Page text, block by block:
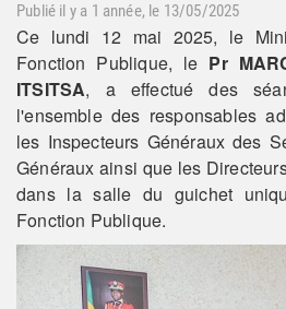
Publié il y a 1 année, le 13/05/2025
Ce lundi 12 mai 2025, le
Fonction Publique, le Pr
ITSITSA, a effectué des
l'ensemble des responsables
les Inspecteurs Généraux des
Généraux ainsi que les
dans la salle du guichet
Fonction Publique.